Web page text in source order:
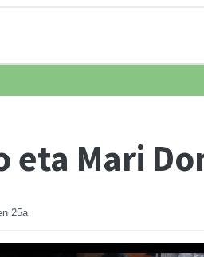
eta Mari
25a